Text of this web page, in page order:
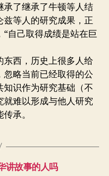
了继承了牛顿等人结
等人的研究成果，正
自己取得成绩是站在巨
西，历史上很多人给
略当前已经取得的公
识作为研究基础（不
难以形成与他人研究
承。
讲故事的人吗